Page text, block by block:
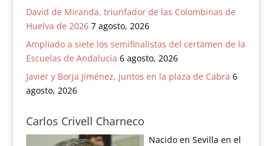
David de Miranda, triunfador de las Colombinas de
Huelva de 2026 7 agosto, 2026
Ampliado a siete los semifinalistas del certamen de la
Escuelas de Andalucía 6 agosto, 2026
Javier y Borja Jiménez, juntos en la plaza de Cabra 6
agosto, 2026
Carlos Crivell Charneco
Nacido en Sevilla en el